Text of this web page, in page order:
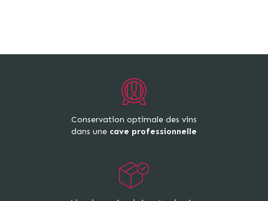
Conservation optimale des vins
dans une cave professionnelle